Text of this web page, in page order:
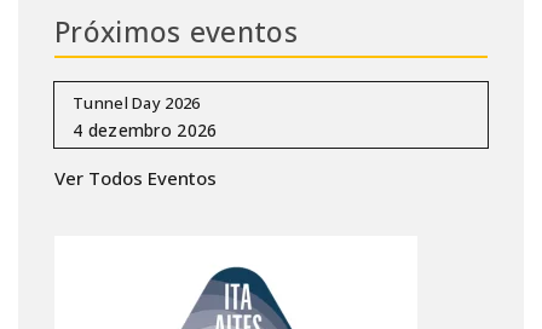
Próximos eventos
Tunnel Day 2026
Ver Todos Eventos